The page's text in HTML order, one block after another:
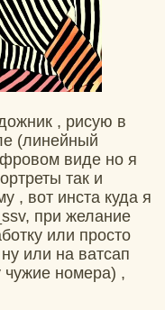
, рисую в
(линейный
виде но я
так и
, вот инста куда я
при желание
или просто
или на ватсап
чужие номера) ,